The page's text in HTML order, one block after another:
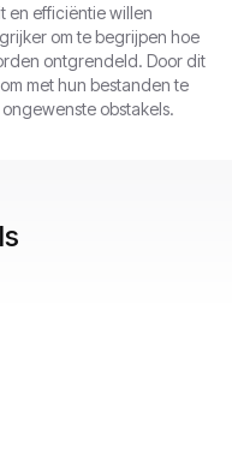
en efficiëntie willen
om te begrijpen hoe
ontgrendeld. Door dit
met hun bestanden te
obstakels.